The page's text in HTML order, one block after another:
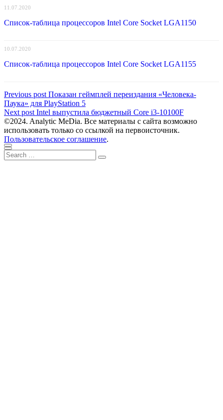
11.07.2020
Список-таблица процессоров Intel Core Socket LGA1150
10.07.2020
Список-таблица процессоров Intel Core Socket LGA1155
Навигация
по
записям
Previous post Previous
post:
Показан геймплей переиздания «Человека-
Паука» для PlayStation 5
Next post Next
post:
Intel выпустила бюджетный Core i3-10100F
©2024. Analytic MeDia. Все материалы с сайта возможно
использовать только со ссылкой на первоисточник.
Пользовательское соглашение.
Scroll
to
Close
Search
for:
Search